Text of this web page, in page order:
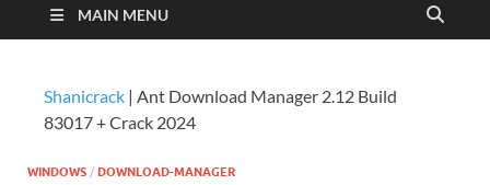
MAIN MENU
Shanicrack | Ant Download Manager 2.12 Build
83017 + Crack 2024
WINDOWS / DOWNLOAD-MANAGER